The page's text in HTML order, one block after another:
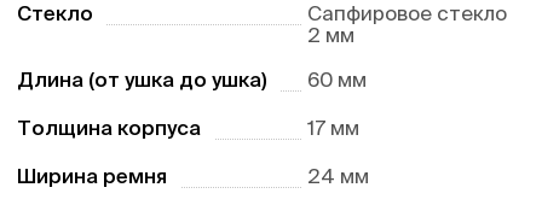
Стекло
Сапфировое стекло
2 мм
Длина (от ушка до ушка)
60 мм
Толщина корпуса 17 мм
Ширина ремня 24 мм